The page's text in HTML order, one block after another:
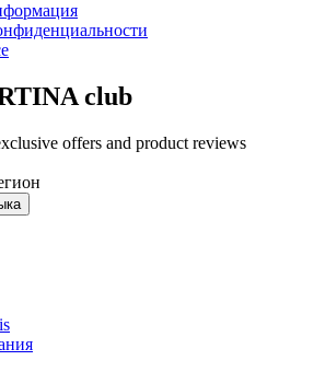
club
offers and product reviews